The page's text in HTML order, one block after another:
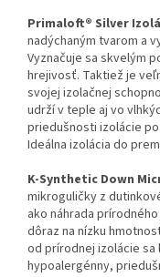
Primaloft® Silver
nadýchaným tvarom a
Vyznačuje sa skvelým
hrejivosť. Taktiež je
svojej izolačnej
udrží v teple aj vo
priedušnosti izolácie
Ideálna izolácia do
K-Synthetic Down
mikroguličky z
ako náhrada
dôraz na nízku
od prírodnej izolácie sa
hypoalergénny,